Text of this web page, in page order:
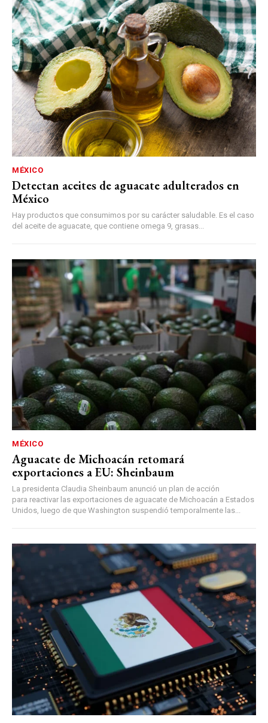
MÉXICO
Detectan aceites de aguacate adulterados en
México
Hay productos que consumimos por su carácter saludable. Es el caso
del aceite de aguacate, que contiene omega 9, grasas...
MÉXICO
Aguacate de Michoacán retomará
exportaciones a EU: Sheinbaum
La presidenta Claudia Sheinbaum anunció un plan de acción
para reactivar las exportaciones de aguacate de Michoacán a Estados
Unidos, luego de que Washington suspendió temporalmente las...